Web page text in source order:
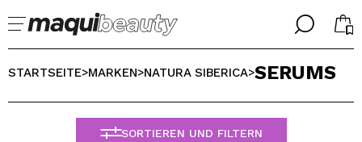
╳
WILLKOMMEN!
╳
WÄHLE DEINE SPRACHE
ALEMAN
ESPAÑOL
STARTSEITE>MARKEN>NATURA SIBERICA>SERUMS
SORTIEREN UND FILTERN